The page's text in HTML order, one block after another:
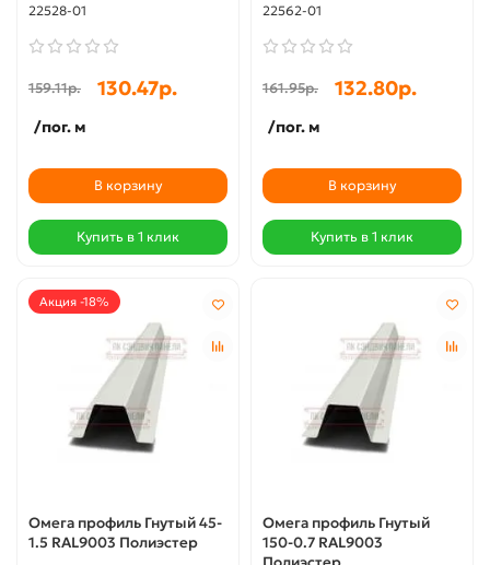
22528-01
159.11р. 130.47р.
/пог. м
В корзину
Купить в 1 клик
22562-01
161.95р. 132.80р.
/пог. м
В корзину
Купить в 1 клик
Акция -18%
Омега профиль Гнутый 45-
1.5 RAL9003 Полиэстер
Омега профиль Гнутый
150-0.7 RAL9003